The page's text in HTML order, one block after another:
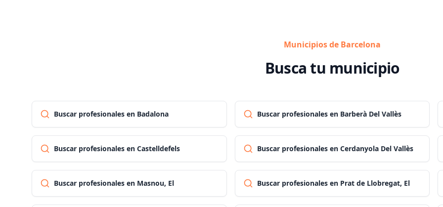
Municipios de Barcelona
Busca tu municipio
Buscar profesionales en Badalona Buscar profesionales en Barberà Del Vallès
Buscar profesionales en Castelldefels Buscar profesionales en Cerdanyola Del Vallès
Buscar profesionales en Masnou, El Buscar profesionales en Prat de Llobregat, El